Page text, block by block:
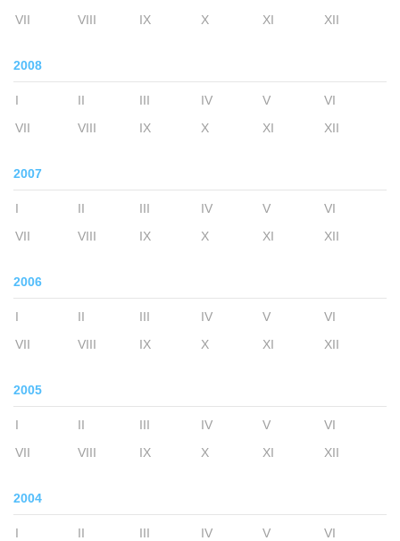
VII
VIII IX X XI XII
2008
I II III IV V
VI
VII
VIII IX X XI XII
2007
I II III IV V
VI
VII
VIII IX X XI XII
2006
I II III IV V
VI
VII
VIII IX X XI XII
2005
I II III IV V
VI
VII
VIII IX X XI XII
2004
I II III IV V
VI